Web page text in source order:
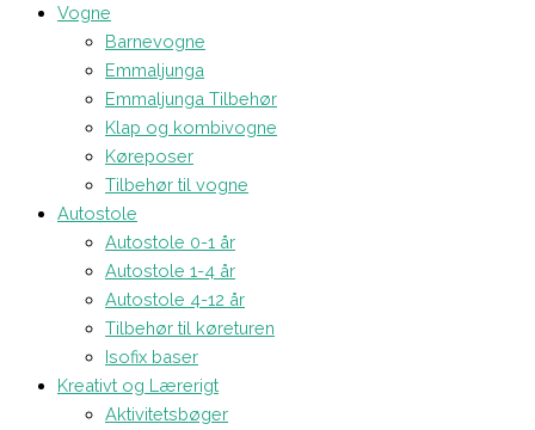
Vogne
Barnevogne
Emmaljunga
Emmaljunga Tilbehør
Klap og kombivogne
Køreposer
Tilbehør til vogne
Autostole
Autostole 0-1 år
Autostole 1-4 år
Autostole 4-12 år
Tilbehør til køreturen
Isofix baser
Kreativt og Lærerigt
Aktivitetsbøger